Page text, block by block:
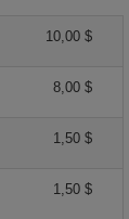
10,00 $
8,00 $
1,50 $
1,50 $